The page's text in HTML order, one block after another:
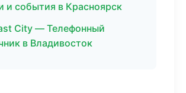
и события в Красноярск
City — Телефонный
в Владивосток